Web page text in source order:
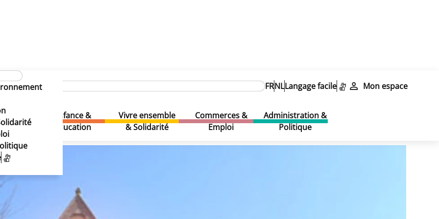
FRNLLangage facile Mon espace
Loisirs
Enfance &
Education
Vivre ensemble
& Solidarité
Commerces &
Emploi
Administration &
Politique
des écoles